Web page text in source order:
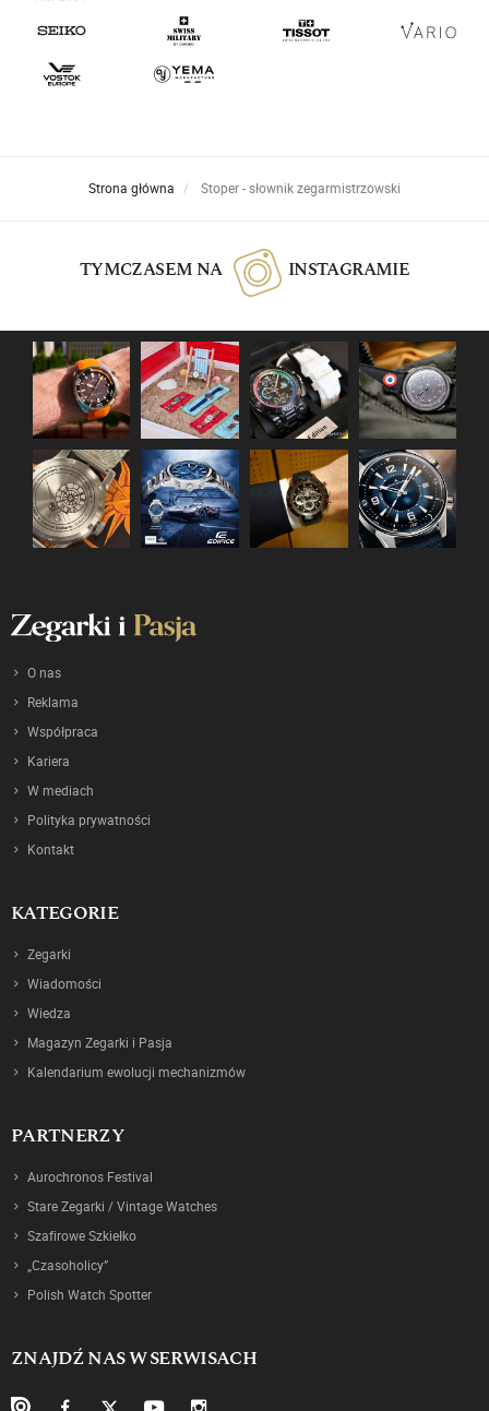
Strona główna Stoper - słownik zegarmistrzowski
TYMCZASEM NA INSTAGRAMIE
O nas
Reklama
Współpraca
Kariera
W mediach
Polityka prywatności
Kontakt
KATEGORIE
Zegarki
Wiadomości
Wiedza
Magazyn Zegarki i Pasja
Kalendarium ewolucji mechanizmów
PARTNERZY
Aurochronos Festival
Stare Zegarki / Vintage Watches
Szafirowe Szkiełko
„Czasoholicy”
Polish Watch Spotter
ZNAJDŹ NAS W SERWISACH